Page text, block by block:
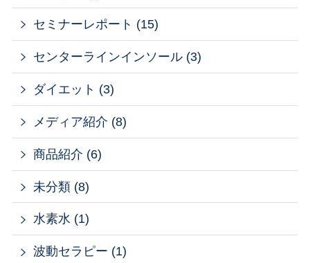
セミナーレポート (15)
センターラインインソール (3)
ダイエット (3)
メディア紹介 (8)
商品紹介 (6)
未分類 (8)
水素水 (1)
波動セラピー (1)